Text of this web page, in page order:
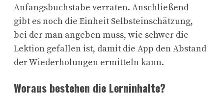
Anfangsbuchstabe verraten. Anschließend
gibt es noch die Einheit Selbsteinschätzung,
bei der man angeben muss, wie schwer die
Lektion gefallen ist, damit die App den Abstand
der Wiederholungen ermitteln kann.
Woraus bestehen die Lerninhalte?